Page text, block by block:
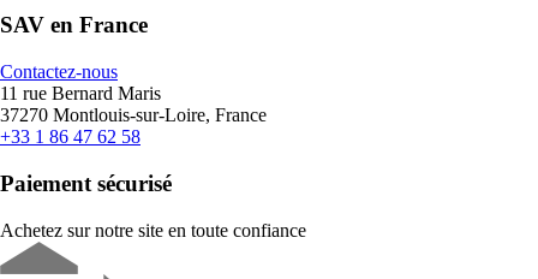
SAV en France
Contactez-nous
11 rue Bernard Maris
37270 Montlouis-sur-Loire, France
+33 1 86 47 62 58
Paiement sécurisé
Achetez sur notre site en toute confiance